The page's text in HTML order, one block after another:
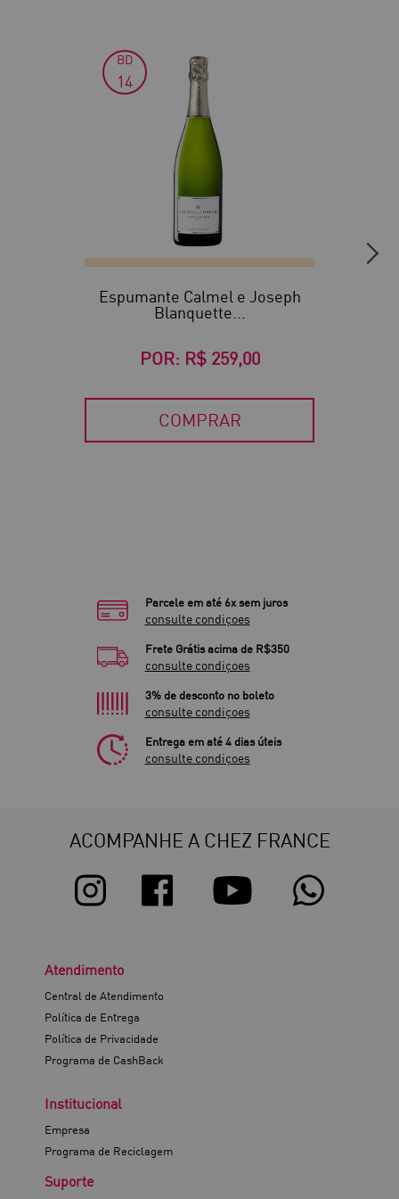
BD
14
Espumante Calmel e Joseph
Blanquette...
POR: R$ 259,00
COMPRAR
Parcele em até 6x sem juros
consulte condiçoes
Frete Grátis acima de R$350
consulte condiçoes
3% de desconto no boleto
consulte condiçoes
Entrega em até 4 dias úteis
consulte condiçoes
ACOMPANHE A CHEZ FRANCE
Atendimento
Central de Atendimento
Política de Entrega
Política de Privacidade
Programa de CashBack
Institucional
Empresa
Programa de Reciclagem
Suporte